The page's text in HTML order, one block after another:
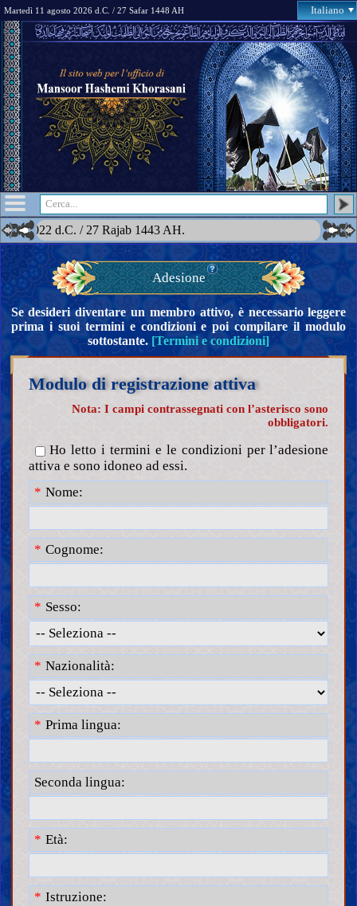
Martedì 11 agosto 2026 d.C. / 27 Safar 1448 AH Italiano
2022 d.C. / 27 Rajab 1443 AH.
Adesione
Se desideri diventare un membro attivo, è necessario leggere
prima i suoi termini e condizioni e poi compilare il modulo
sottostante. [Termini e condizioni]
Modulo di registrazione attiva
Nota: I campi contrassegnati con l’asterisco sono
obbligatori.
Ho letto i termini e le condizioni per l’adesione
attiva e sono idoneo ad essi.
Nome:
Cognome:
Sesso:
Nazionalità:
Prima lingua:
Seconda lingua:
Età:
Istruzione: